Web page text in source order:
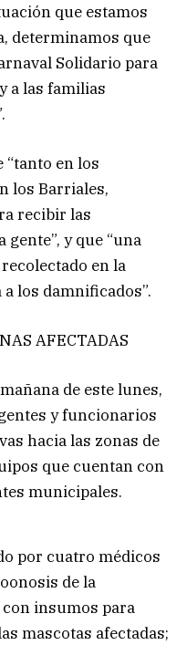
que estamos
determinamos que
Solidario para
a las familias
“tanto en los
los Barriales,
recibir las
y que “una
en la
los damnificados”.
AFECTADAS
de este lunes,
y funcionarios
hacia las zonas de
que cuentan con
municipales.
por cuatro médicos
de la
insumos para
mascotas afectadas;